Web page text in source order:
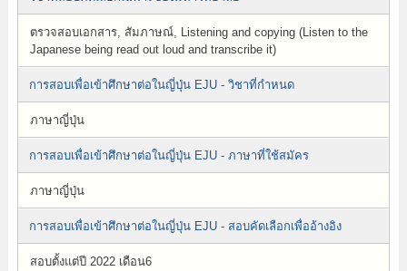
ตรวจสอบเอกสาร, สัมภาษณ์, Listening and copying (Listen to the
Japanese being read out loud and transcribe it)
การสอบเพื่อเข้าศึกษาต่อในญี่ปุ่น EJU - วิชาที่กำหนด
ภาษาญี่ปุ่น
การสอบเพื่อเข้าศึกษาต่อในญี่ปุ่น EJU - ภาษาที่ใช้สมัคร
ภาษาญี่ปุ่น
การสอบเพื่อเข้าศึกษาต่อในญี่ปุ่น EJU - สอบคัดเลือกเพื่ออ้างอิง
สอบตั้งแต่ปี 2022 เดือน6